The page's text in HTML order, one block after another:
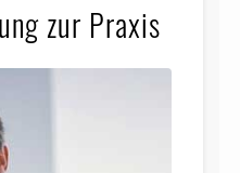
zur Praxis